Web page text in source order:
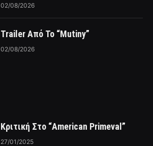
02/08/2026
Trailer Από Το “Mutiny”
02/08/2026
Κριτική Στο “American Primeval”
27/01/2025